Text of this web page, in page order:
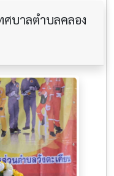
ศบาลตำบล​คลอง​